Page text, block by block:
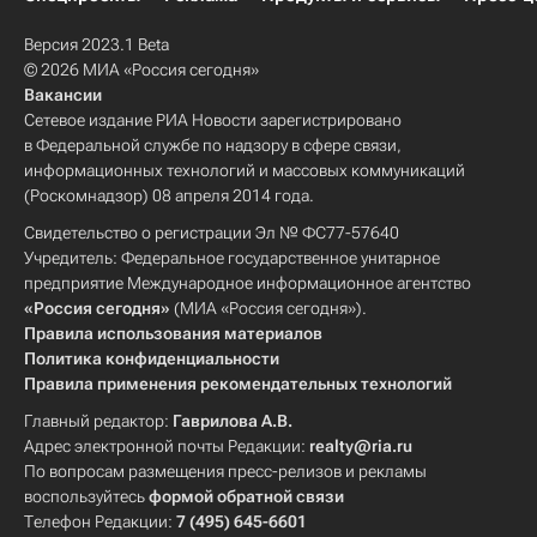
Версия 2023.1 Beta
© 2026 МИА «Россия сегодня»
Вакансии
Сетевое издание РИА Новости зарегистрировано
в Федеральной службе по надзору в сфере связи,
информационных технологий и массовых коммуникаций
(Роскомнадзор) 08 апреля 2014 года.
Свидетельство о регистрации Эл № ФС77-57640
Учредитель: Федеральное государственное унитарное
предприятие Международное информационное агентство
«Россия сегодня» (МИА «Россия сегодня»).
Правила использования материалов
Политика конфиденциальности
Правила применения рекомендательных технологий
Главный редактор: Гаврилова А.В.
Адрес электронной почты Редакции: realty@ria.ru
По вопросам размещения пресс-релизов и рекламы
воспользуйтесьформой обратной связи
Телефон Редакции: 7 (495) 645-6601